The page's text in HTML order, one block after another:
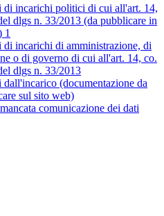
di incarichi politici di cui all'art. 14,
dlgs n. 33/2013 (da pubblicare in
1
di incarichi di amministrazione, di
o di governo di cui all'art. 14, co.
dlgs n. 33/2013
dall'incarico (documentazione da
sul sito web)
comunicazione dei dati